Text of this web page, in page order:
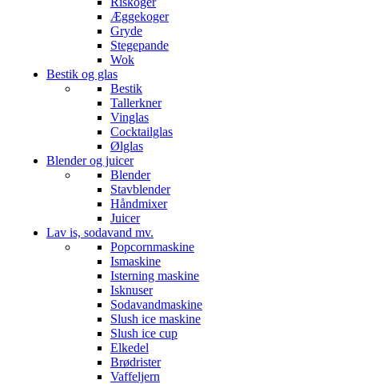
Æggekoger
Gryde
Stegepande
Wok
Bestik og glas
Bestik
Tallerkner
Vinglas
Cocktailglas
Ølglas
Blender og juicer
Blender
Stavblender
Håndmixer
Juicer
Lav is, sodavand mv.
Popcornmaskine
Ismaskine
Isterning maskine
Isknuser
Sodavandmaskine
Slush ice maskine
Slush ice cup
Elkedel
Brødrister
Vaffeljern